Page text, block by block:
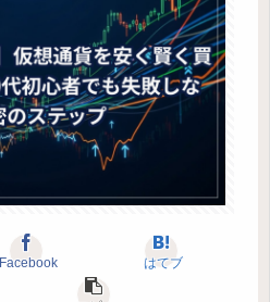
Facebook はてブ